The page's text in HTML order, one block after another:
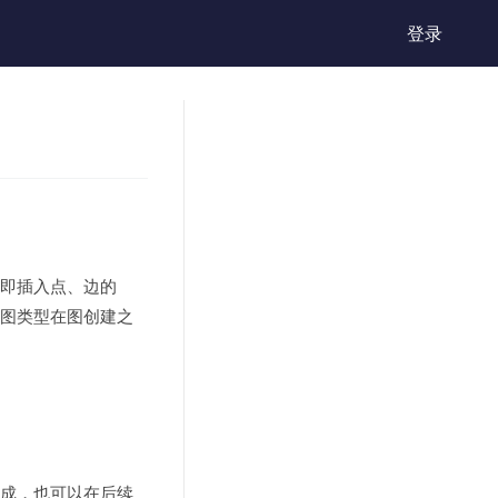
登录
插入点、边的
类型在图创建之
，也可以在后续